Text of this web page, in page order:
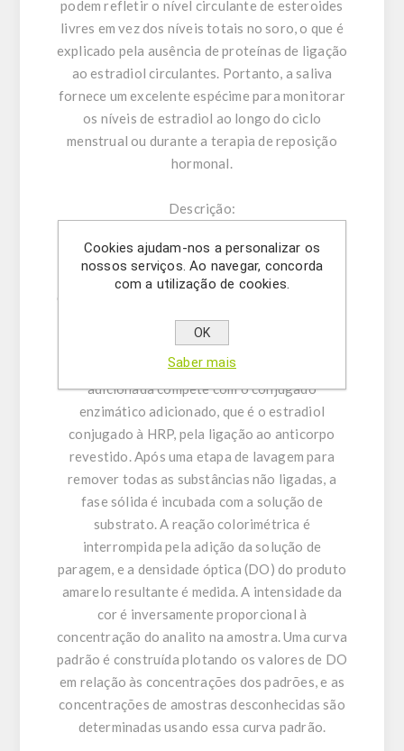
podem refletir o nível circulante de esteroides
livres em vez dos níveis totais no soro, o que é
explicado pela ausência de proteínas de ligação
ao estradiol circulantes. Portanto, a saliva
fornece um excelente espécime para monitorar
os níveis de estradiol ao longo do ciclo
menstrual ou durante a terapia de reposição
hormonal.
Descrição:
ensaio imunoenzimático em fase sólida
baseado no princípio da ligação competitiva.
Os poços de microtitulação são revestidos com
um anticorpo policlonal (coelho) direcionado
aos sítios antigénicos da molécula de estradiol.
Durante a incubação, o estradiol na amostra
adicionada compete com o conjugado
enzimático adicionado, que é o estradiol
conjugado à HRP, pela ligação ao anticorpo
revestido. Após uma etapa de lavagem para
remover todas as substâncias não ligadas, a
fase sólida é incubada com a solução de
substrato. A reação colorimétrica é
interrompida pela adição da solução de
paragem, e a densidade óptica (DO) do produto
amarelo resultante é medida. A intensidade da
cor é inversamente proporcional à
concentração do analito na amostra. Uma curva
padrão é construída plotando os valores de DO
em relação às concentrações dos padrões, e as
concentrações de amostras desconhecidas são
determinadas usando essa curva padrão.
Cookies ajudam-nos a personalizar os
nossos serviços. Ao navegar, concorda
com a utilização de cookies.
OK
Saber mais